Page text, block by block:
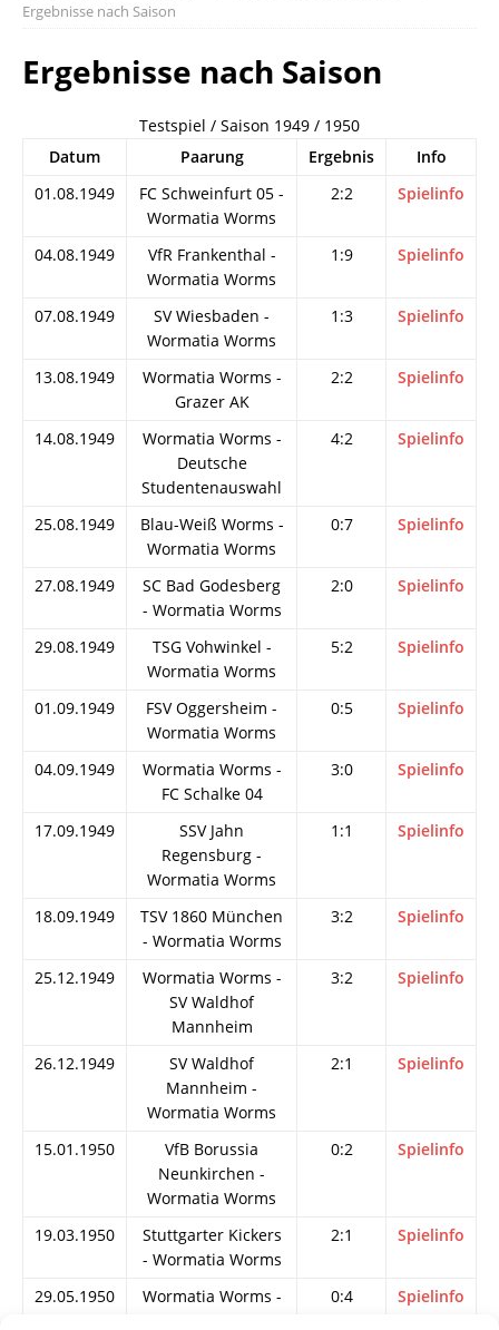
Ergebnisse nach Saison
Ergebnisse nach Saison
Testspiel / Saison 1949 / 1950
Datum
Paarung Ergebnis
Info
01.08.1949
FC Schweinfurt 05 -
Wormatia Worms
2:2 Spielinfo
04.08.1949
VfR Frankenthal -
Wormatia Worms
1:9 Spielinfo
07.08.1949
SV Wiesbaden -
Wormatia Worms
1:3 Spielinfo
13.08.1949
Wormatia Worms -
Grazer AK
2:2 Spielinfo
14.08.1949
Wormatia Worms -
Deutsche
Studentenauswahl
4:2 Spielinfo
25.08.1949
Blau-Weiß Worms -
Wormatia Worms
0:7 Spielinfo
27.08.1949
SC Bad Godesberg
- Wormatia Worms
2:0 Spielinfo
29.08.1949
TSG Vohwinkel -
Wormatia Worms
5:2 Spielinfo
01.09.1949
FSV Oggersheim -
Wormatia Worms
0:5 Spielinfo
04.09.1949
Wormatia Worms -
FC Schalke 04
3:0 Spielinfo
17.09.1949
SSV Jahn
Regensburg -
Wormatia Worms
1:1 Spielinfo
18.09.1949
TSV 1860 München
- Wormatia Worms
3:2 Spielinfo
25.12.1949
Wormatia Worms -
SV Waldhof
Mannheim
3:2 Spielinfo
26.12.1949
SV Waldhof
Mannheim -
Wormatia Worms
2:1 Spielinfo
15.01.1950
VfB Borussia
Neunkirchen -
Wormatia Worms
0:2 Spielinfo
19.03.1950
Stuttgarter Kickers
- Wormatia Worms
2:1 Spielinfo
29.05.1950
Wormatia Worms -
0:4 Spielinfo